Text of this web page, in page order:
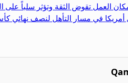
العمل تقوض الثقة وتؤثر سلباً على
أمريكا في مسار التأهل لنصف نهائي